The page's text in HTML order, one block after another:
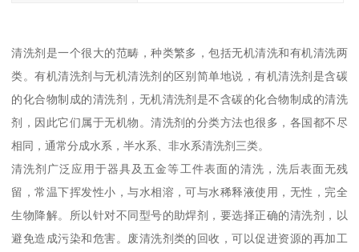
清洗剂是一个很大的范畴，种类繁多，包括无机清洗和有机清洗两
类。有机清洗剂与无机清洗剂的区别简单地说，有机清洗剂是含碳
的化合物制成的清洗剂，无机清洗剂是不含碳的化合物制成的清洗
剂，因此它们属于无机物。清洗剂的分类方法也很多，各国都不尽
相同，通常分成水系，半水系、非水系清洗剂三类。
清洗剂广泛应用于器具及五金等工件表面的清洗，洗后表面无残
留，常温下挥发性小，与水相溶，可与水稀释液使用，无性，完全
生物降解。所以针对不同型号的助焊剂，要选择正确的清洗剂，以
避免造成污染和危害。废清洗剂类的回收，可以促进资源的再加工